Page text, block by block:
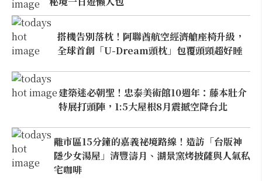
搭機告別落枕！阿聯酋航空經濟艙座椅升級，
全球首創「U-Dream頭枕」包覆頭頸超好睡
建築迷必朝聖！忠泰美術館10週年：藤本壯介
特展打頭陣，1:5大屋根8月震撼空降台北
離市區15分鐘的嘉義祕境路線！造訪「台版神
隱少女湯屋」清豐濤月、湖景窯烤披薩與人氣私
宅咖啡